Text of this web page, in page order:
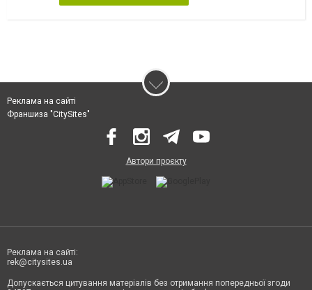
Реклама на сайті
Франшиза "CitySites"
Автори проєкту
Реклама на сайті:
rek@citysites.ua
Допускається цитування матеріалів без отримання попередньої згоди